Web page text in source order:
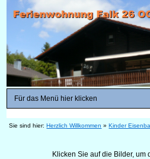
Sie sind hier:Herzlich Willkommen »Kinder
Klicken Sie auf die Bilder, um